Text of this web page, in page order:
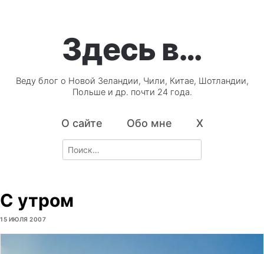
Здесь в…
Веду блог о Новой Зеландии, Чили, Китае, Шотландии,
Польше и др. почти 24 года.
О сайте Обо мне X
Search
for:
С утром
15 ИЮЛЯ 2007